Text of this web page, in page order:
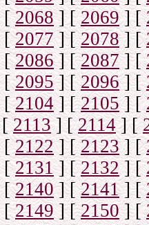
[2068] [2069] [
[2077] [2078] [
[2086] [2087] [
[2095] [2096] [
[2104 ] [2105] [
[2113] [2114] [
[2122] [2123] [
[2131] [2132] [
[2140] [2141] [
[2149] [2150] [